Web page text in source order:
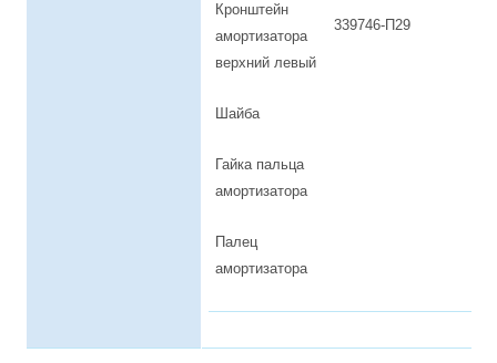
Кронштейн
амортизатора
верхний левый
Шайба
Гайка пальца
амортизатора
Палец
амортизатора
339746-П29